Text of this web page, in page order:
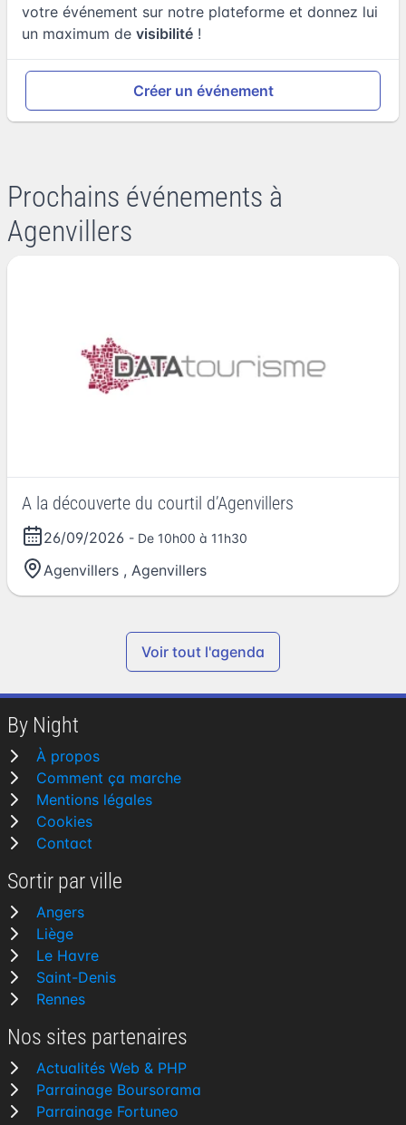
votre événement sur notre plateforme et donnez lui
un maximum de visibilité !
Créer un événement
Prochains événements à
Agenvillers
A la découverte du courtil d’Agenvillers
26/09/2026 - De 10h00 à 11h30
Agenvillers , Agenvillers
Voir tout l'agenda
By Night
À propos
Comment ça marche
Mentions légales
Cookies
Contact
Sortir par ville
Angers
Liège
Le Havre
Saint-Denis
Rennes
Nos sites partenaires
Actualités Web & PHP
Parrainage Boursorama
Parrainage Fortuneo